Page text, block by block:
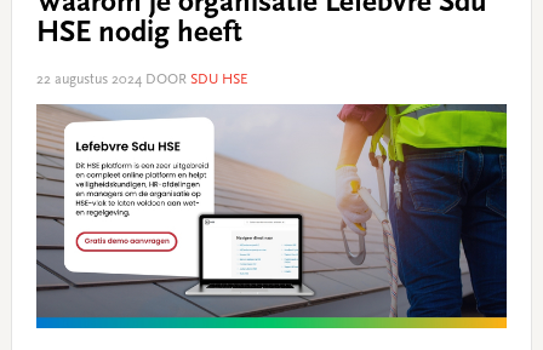
HSE nodig heeft
22 augustus 2024DOOR SDU HSE